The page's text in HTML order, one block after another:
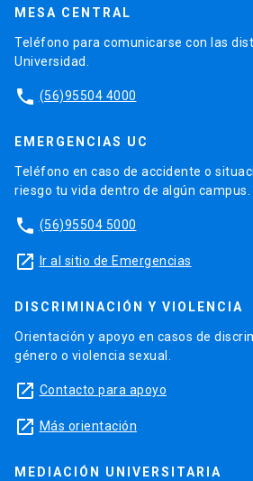
MESA CENTRAL
Teléfono para comunicarse con las
Universidad.
phone (56)95504 4000
EMERGENCIAS UC
Teléfono en caso de accidente o
riesgo tu vida dentro de algún campus.
phone (56)95504 5000
launch Ir al sitio de Emergencias
DISCRIMINACIÓN Y VIOLENCIA
Orientación y apoyo en casos de
género o violencia sexual.
launch Contacto para apoyo
launch Más orientación
MEDIACIÓN UNIVERSITARIA